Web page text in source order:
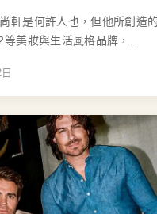
軒是何許人也，但他所創造
美妝與生活風格品牌，...